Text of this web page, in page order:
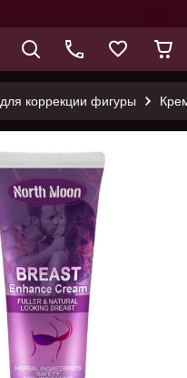
коррекции фигуры